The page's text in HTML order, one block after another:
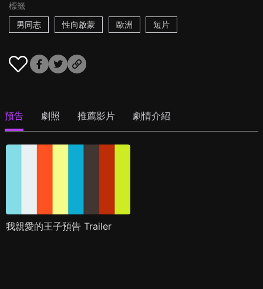
標籤
男同志
性向啟蒙 歐洲 短片
預告 劇照 推薦影片 劇情介紹
我親愛的王子預告 Trailer